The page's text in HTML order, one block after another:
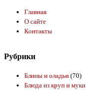
Главная
О сайте
Контакты
Рубрики
Блины и оладьи (70)
Блюда из круп и муки